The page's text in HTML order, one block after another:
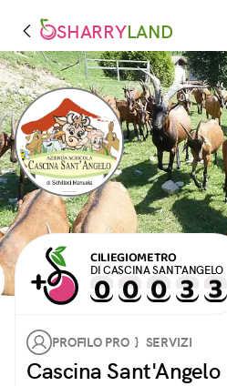
SHARRYLAND
CILIEGIOMETRO
DI CASCINA SANT'ANGELO
PROFILO PRO } SERVIZI
Cascina Sant'Angelo